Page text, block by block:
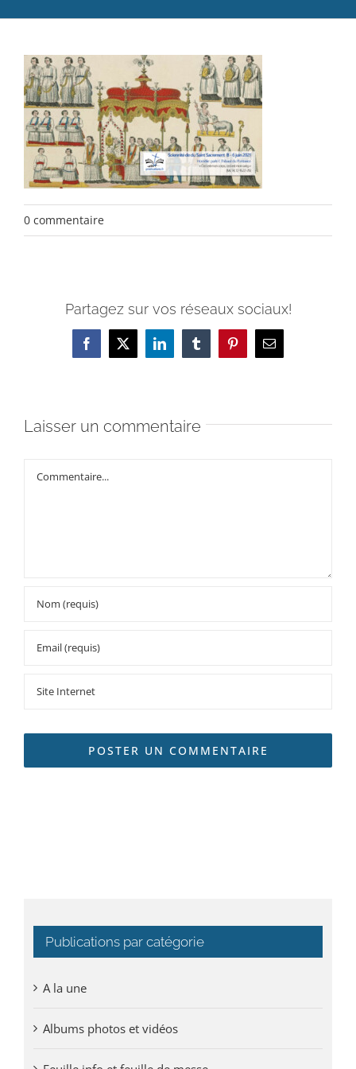
Servir et aimer
Adultes, jeunes et famille
Actualités
Contact
0 commentaire
Partagez sur vos réseaux sociaux!
Facebook
X LinkedInTumblrPinterestEmail
Laisser un commentaire
Commentaire
Publications par catégorie
A la une
Albums photos et vidéos